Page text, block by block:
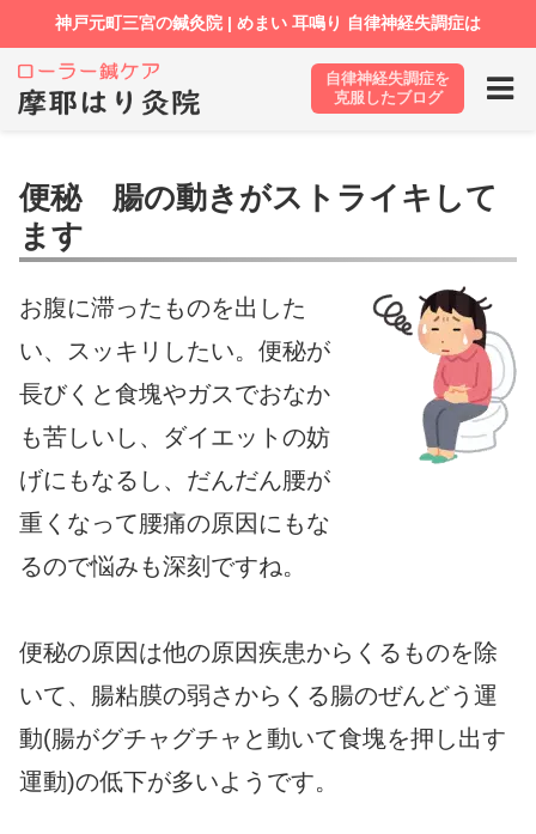
ホーム 便秘 腸の動きがストライキしてます
便秘 腸の動きがストライキして
ます
お腹に滞ったものを出した
い、スッキリしたい。便秘が
長びくと食塊やガスでおなか
も苦しいし、ダイエットの妨
げにもなるし、だんだん腰が
重くなって腰痛の原因にもな
るので悩みも深刻ですね。
便秘の原因は他の原因疾患からくるものを除
いて、腸粘膜の弱さからくる腸のぜんどう運
動(腸がグチャグチャと動いて食塊を押し出す
運動)の低下が多いようです。
自律神経失調症を
克服したブログ